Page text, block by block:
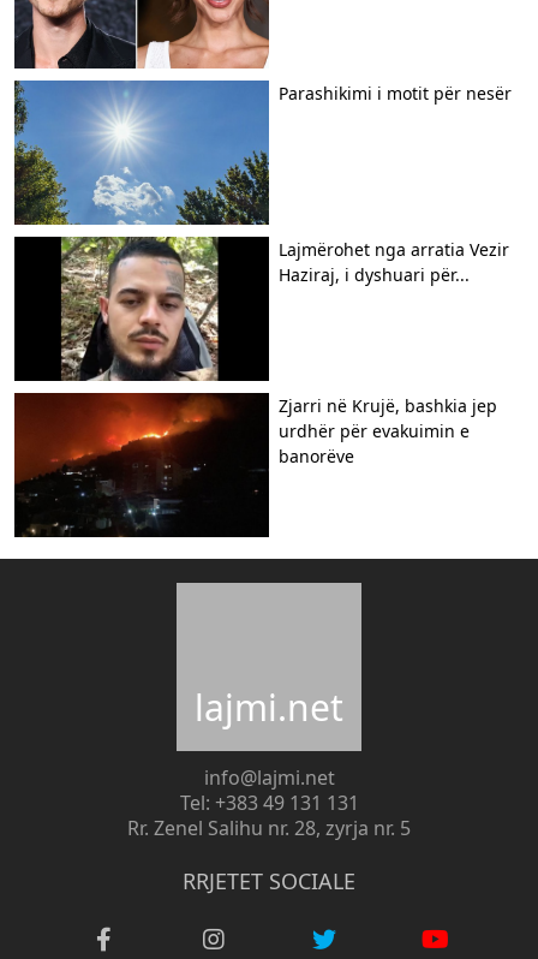
Parashikimi i motit për nesër
Lajmërohet nga arratia Vezir
Haziraj, i dyshuari për...
Zjarri në Krujë, bashkia jep
urdhër për evakuimin e
banorëve
lajmi.net
info@lajmi.net
Tel: +383 49 131 131
Rr. Zenel Salihu nr. 28, zyrja nr. 5
RRJETET SOCIALE